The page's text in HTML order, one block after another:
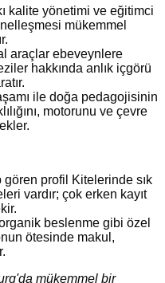
kalite yönetimi ve eğitimci
mükemmel
araçlar ebeveynlere
hakkında anlık içgörü
ile doğa pedagojisinin
motorunu ve çevre
gören profil Kitelerinde sık
vardır; çok erken kayıt
beslenme gibi özel
ötesinde makul,
mükemmel bir